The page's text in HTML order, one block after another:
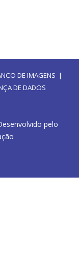
DE IMAGENS |
DE DADOS
pelo